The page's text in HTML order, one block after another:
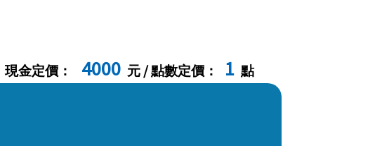
現金定價： 4000 元 / 點數定價： 1 點